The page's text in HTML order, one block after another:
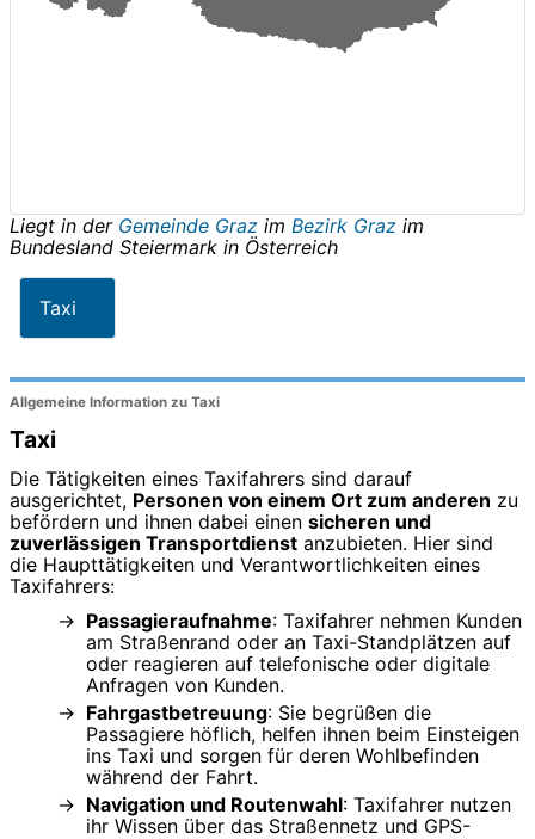
Liegt in der Gemeinde Graz im Bezirk Graz im
Bundesland Steiermark in Österreich
Taxi
Allgemeine Information zu Taxi
Taxi
Die Tätigkeiten eines Taxifahrers sind darauf
ausgerichtet, Personen von einem Ort zum anderen zu
befördern und ihnen dabei einen sicheren und
zuverlässigen Transportdienst anzubieten. Hier sind
die Haupttätigkeiten und Verantwortlichkeiten eines
Taxifahrers:
Passagieraufnahme: Taxifahrer nehmen Kunden
am Straßenrand oder an Taxi-Standplätzen auf
oder reagieren auf telefonische oder digitale
Anfragen von Kunden.
Fahrgastbetreuung: Sie begrüßen die
Passagiere höflich, helfen ihnen beim Einsteigen
ins Taxi und sorgen für deren Wohlbefinden
während der Fahrt.
Navigation und Routenwahl: Taxifahrer nutzen
ihr Wissen über das Straßennetz und GPS-